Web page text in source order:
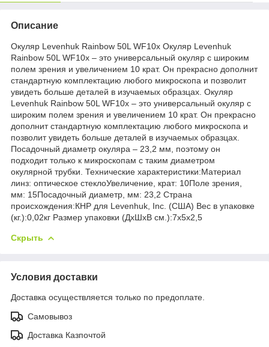
Описание
Окуляр Levenhuk Rainbow 50L WF10x Окуляр Levenhuk
Rainbow 50L WF10x – это универсальный окуляр с широким
полем зрения и увеличением 10 крат. Он прекрасно дополнит
стандартную комплектацию любого микроскопа и позволит
увидеть больше деталей в изучаемых образцах. Окуляр
Levenhuk Rainbow 50L WF10x – это универсальный окуляр с
широким полем зрения и увеличением 10 крат. Он прекрасно
дополнит стандартную комплектацию любого микроскопа и
позволит увидеть больше деталей в изучаемых образцах.
Посадочный диаметр окуляра – 23,2 мм, поэтому он
подходит только к микроскопам с таким диаметром
окулярной трубки. Технические характеристики:Материал
линз: оптическое стеклоУвеличение, крат: 10Поле зрения,
мм: 15Посадочный диаметр, мм: 23,2 Страна
происхождения:КНР для Levenhuk, Inc. (США) Вес в упаковке
(кг.):0,02кг Размер упаковки (ДхШхВ см.):7x5x2,5
Скрыть
Условия доставки
Доставка осуществляется только по предоплате.
Самовывоз
Доставка Казпочтой